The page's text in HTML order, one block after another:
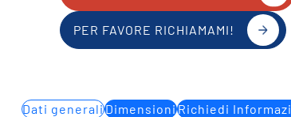
PER FAVORE RICHIAMAMI!
Dati generaliDimensioniRichiedi